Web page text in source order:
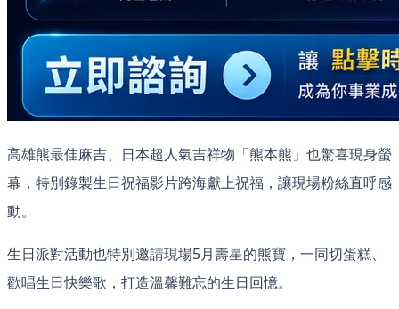
高雄熊最佳麻吉、日本超人氣吉祥物「熊本熊」也驚喜現身螢
幕，特別錄製生日祝福影片跨海獻上祝福，讓現場粉絲直呼感
動。
生日派對活動也特別邀請現場5月壽星的熊寶，一同切蛋糕、
歡唱生日快樂歌，打造溫馨難忘的生日回憶。